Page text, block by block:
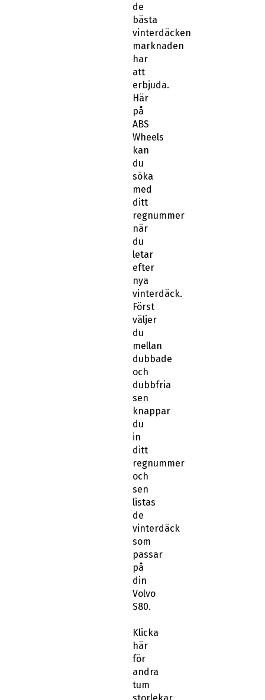
de
bästa
vinterdäcken
marknaden
har
att
erbjuda.
Här
på
ABS
Wheels
kan
du
söka
med
ditt
regnummer
när
du
letar
efter
nya
vinterdäck.
Först
väljer
du
mellan
dubbade
och
dubbfria
sen
knappar
du
in
ditt
regnummer
och
sen
listas
de
vinterdäck
som
passar
på
din
Volvo
S80.
Klicka
här
för
andra
tum
storlekar